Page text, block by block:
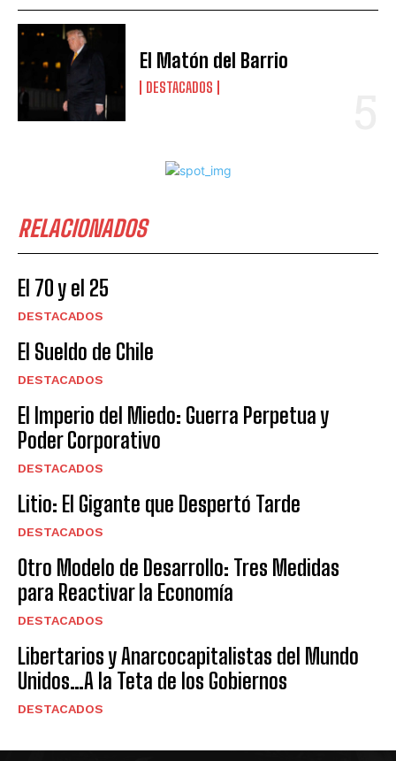
El Matón del Barrio
DESTACADOS
RELACIONADOS
El 70 y el 25
DESTACADOS
El Sueldo de Chile
DESTACADOS
El Imperio del Miedo: Guerra Perpetua y
Poder Corporativo
DESTACADOS
Litio: El Gigante que Despertó Tarde
DESTACADOS
Otro Modelo de Desarrollo: Tres Medidas
para Reactivar la Economía
DESTACADOS
Libertarios y Anarcocapitalistas del Mundo
Unidos…A la Teta de los Gobiernos
DESTACADOS